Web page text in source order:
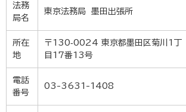
法務
局名
東京法務局 墨田出張所
所在
地
〒130‑0024 東京都墨田区菊川1丁
目17番13号
電話
番号
03-3631-1408